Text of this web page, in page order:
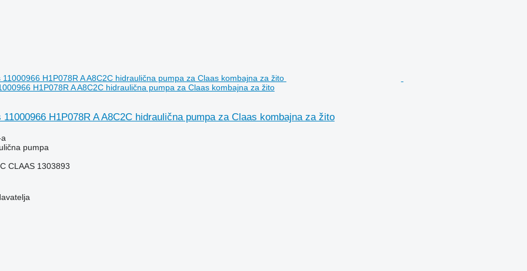
H1P078R A A8C2C hidraulična pumpa za Claas kombajna za žito
11000966 H1P078R A A8C2C hidraulična pumpa za Claas kombajna za žito
pumpa
CLAAS 1303893